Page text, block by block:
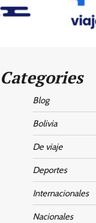
Categories
Blog
Bolivia
De viaje
Deportes
Internacionales
Nacionales